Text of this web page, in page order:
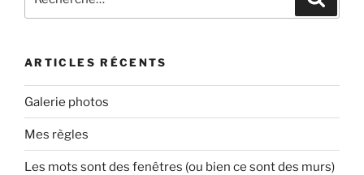
pour
ARTICLES RÉCENTS
Galerie photos
Mes règles
Les mots sont des fenêtres (ou bien ce sont des murs)